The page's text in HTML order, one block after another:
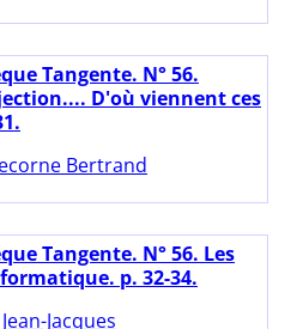
Tangente. N° 56.
D'où viennent ces
Bertrand
Tangente. N° 56. Les
p. 32-34.
Jacques